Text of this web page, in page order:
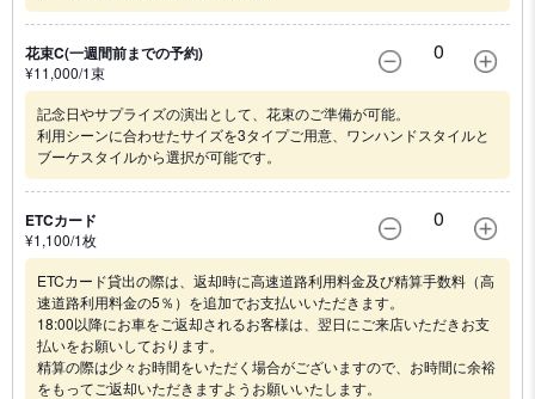
花束C(一週間前までの予約)
¥11,000/1束
0
記念日やサプライズの演出として、花束のご準備が可能。
利用シーンに合わせたサイズを3タイプご用意、ワンハンドスタイルと
ブーケスタイルから選択が可能です。
ETCカード
¥1,100/1枚
0
ETCカード貸出の際は、返却時に高速道路利用料金及び精算手数料（高
速道路利用料金の5％）を追加でお支払いいただきます。
18:00以降にお車をご返却されるお客様は、翌日にご来店いただきお支
払いをお願いしております。
精算の際は少々お時間をいただく場合がございますので、お時間に余裕
をもってご返却いただきますようお願いいたします。